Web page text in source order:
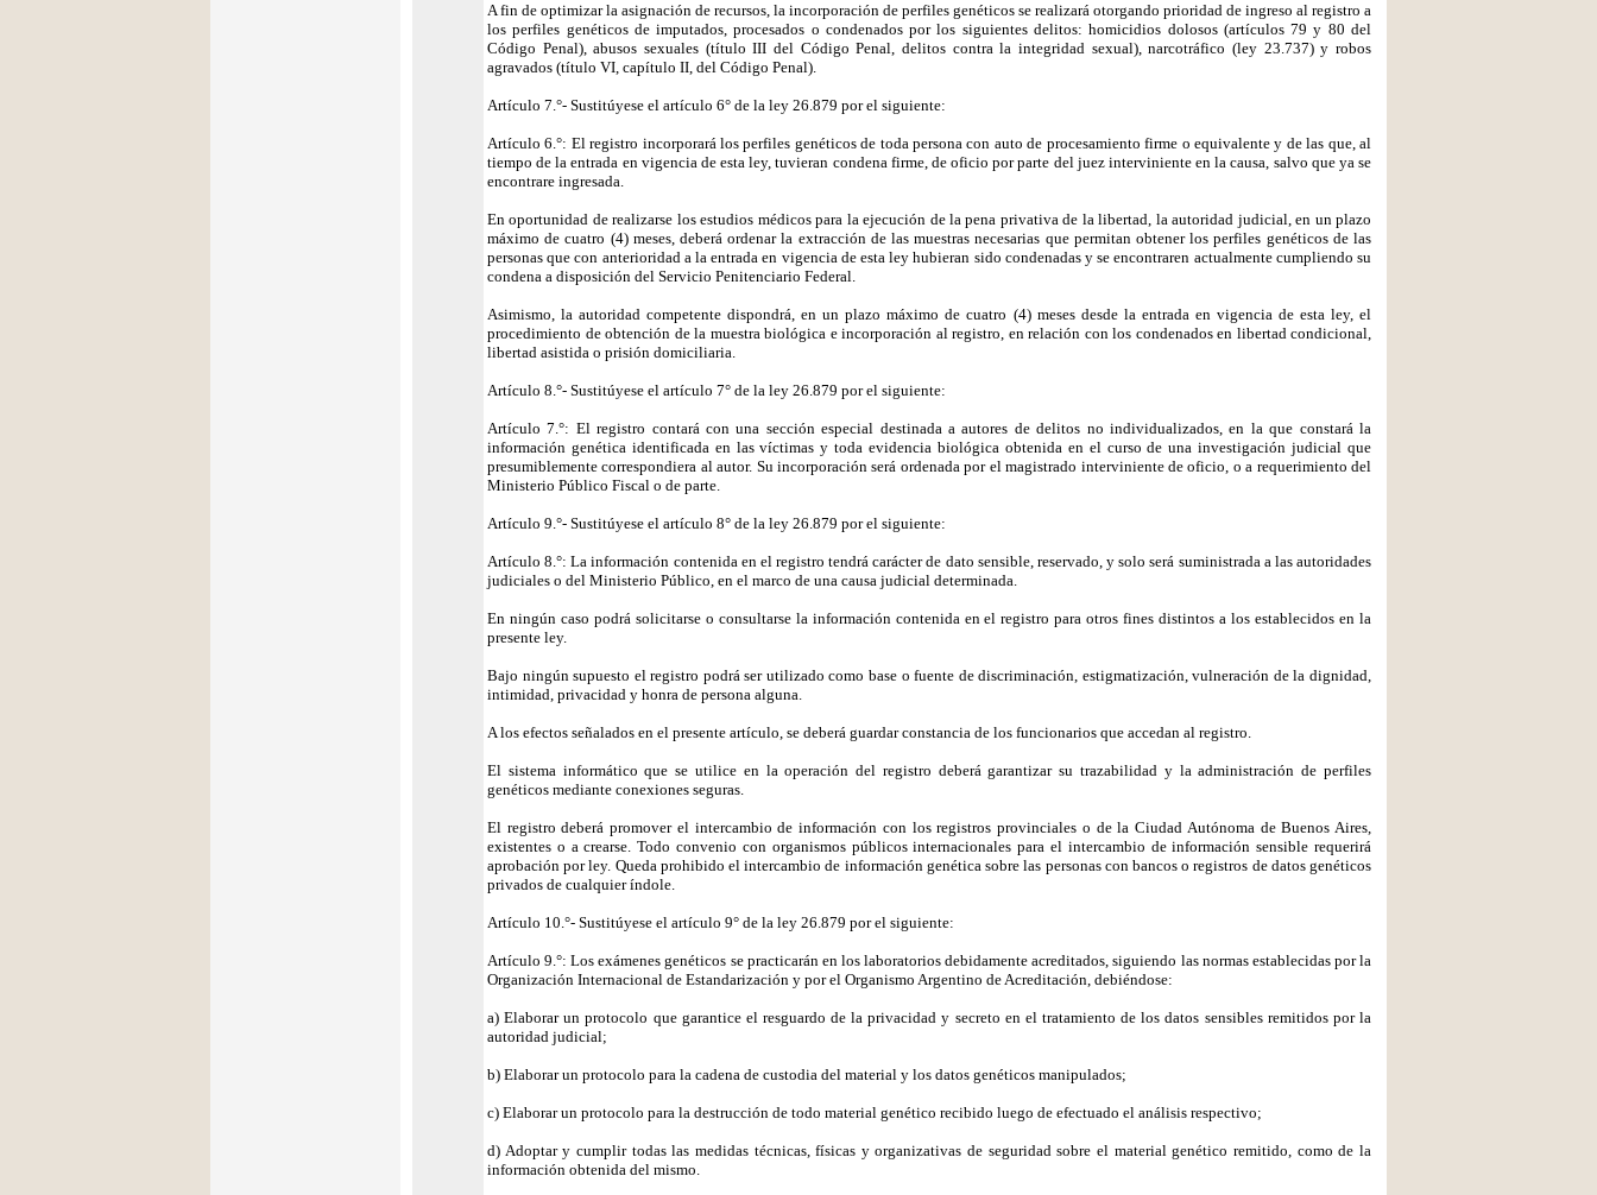
A fin de optimizar la asignación de recursos, la incorporación de perfiles genéticos se realizará otorgando prioridad de ingreso al registro a
los perfiles genéticos de imputados, procesados o condenados por los siguientes delitos: homicidios dolosos (artículos 79 y 80 del
Código Penal), abusos sexuales (título III del Código Penal, delitos contra la integridad sexual), narcotráfico (ley 23.737) y robos
agravados (título VI, capítulo II, del Código Penal).
Artículo 7.°- Sustitúyese el artículo 6° de la ley 26.879 por el siguiente:
Artículo 6.°: El registro incorporará los perfiles genéticos de toda persona con auto de procesamiento firme o equivalente y de las que, al
tiempo de la entrada en vigencia de esta ley, tuvieran condena firme, de oficio por parte del juez interviniente en la causa, salvo que ya se
encontrare ingresada.
En oportunidad de realizarse los estudios médicos para la ejecución de la pena privativa de la libertad, la autoridad judicial, en un plazo
máximo de cuatro (4) meses, deberá ordenar la extracción de las muestras necesarias que permitan obtener los perfiles genéticos de las
personas que con anterioridad a la entrada en vigencia de esta ley hubieran sido condenadas y se encontraren actualmente cumpliendo su
condena a disposición del Servicio Penitenciario Federal.
Asimismo, la autoridad competente dispondrá, en un plazo máximo de cuatro (4) meses desde la entrada en vigencia de esta ley, el
procedimiento de obtención de la muestra biológica e incorporación al registro, en relación con los condenados en libertad condicional,
libertad asistida o prisión domiciliaria.
Artículo 8.°- Sustitúyese el artículo 7° de la ley 26.879 por el siguiente:
Artículo 7.°: El registro contará con una sección especial destinada a autores de delitos no individualizados, en la que constará la
información genética identificada en las víctimas y toda evidencia biológica obtenida en el curso de una investigación judicial que
presumiblemente correspondiera al autor. Su incorporación será ordenada por el magistrado interviniente de oficio, o a requerimiento del
Ministerio Público Fiscal o de parte.
Artículo 9.°- Sustitúyese el artículo 8° de la ley 26.879 por el siguiente:
Artículo 8.°: La información contenida en el registro tendrá carácter de dato sensible, reservado, y solo será suministrada a las autoridades
judiciales o del Ministerio Público, en el marco de una causa judicial determinada.
En ningún caso podrá solicitarse o consultarse la información contenida en el registro para otros fines distintos a los establecidos en la
presente ley.
Bajo ningún supuesto el registro podrá ser utilizado como base o fuente de discriminación, estigmatización, vulneración de la dignidad,
intimidad, privacidad y honra de persona alguna.
A los efectos señalados en el presente artículo, se deberá guardar constancia de los funcionarios que accedan al registro.
El sistema informático que se utilice en la operación del registro deberá garantizar su trazabilidad y la administración de perfiles
genéticos mediante conexiones seguras.
El registro deberá promover el intercambio de información con los registros provinciales o de la Ciudad Autónoma de Buenos Aires,
existentes o a crearse. Todo convenio con organismos públicos internacionales para el intercambio de información sensible requerirá
aprobación por ley. Queda prohibido el intercambio de información genética sobre las personas con bancos o registros de datos genéticos
privados de cualquier índole.
Artículo 10.°- Sustitúyese el artículo 9° de la ley 26.879 por el siguiente:
Artículo 9.°: Los exámenes genéticos se practicarán en los laboratorios debidamente acreditados, siguiendo las normas establecidas por la
Organización Internacional de Estandarización y por el Organismo Argentino de Acreditación, debiéndose:
a) Elaborar un protocolo que garantice el resguardo de la privacidad y secreto en el tratamiento de los datos sensibles remitidos por la
autoridad judicial;
b) Elaborar un protocolo para la cadena de custodia del material y los datos genéticos manipulados;
c) Elaborar un protocolo para la destrucción de todo material genético recibido luego de efectuado el análisis respectivo;
d) Adoptar y cumplir todas las medidas técnicas, físicas y organizativas de seguridad sobre el material genético remitido, como de la
información obtenida del mismo.